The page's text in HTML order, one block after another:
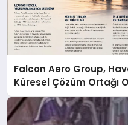
Falcon Aero Group,
Küresel Çözüm Ortağı